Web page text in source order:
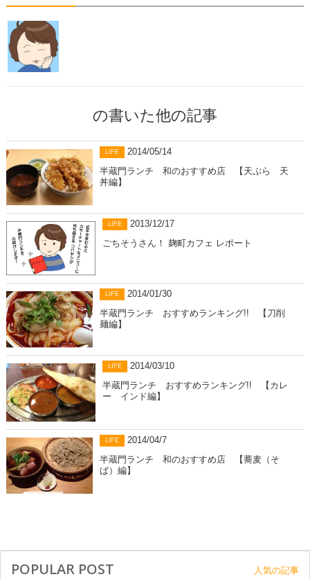
の書いた他の記事
LIFE
2014/05/14
半蔵門ランチ 和のおすすめ店 【天ぷら 天
丼編】
LIFE
2013/12/17
ごちそうさん！ 麹町カフェ レポート
LIFE
2014/01/30
半蔵門ランチ おすすめランキング!! 【刀削
麺編】
LIFE
2014/03/10
半蔵門ランチ おすすめランキング!! 【カレ
ー インド編】
LIFE
2014/04/7
半蔵門ランチ 和のおすすめ店 【蕎麦（そ
ば）編】
POPULAR POST 人気の記事